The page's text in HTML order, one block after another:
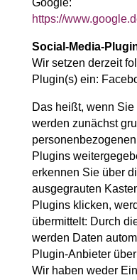
Google:
https://
Social-Media-
Wir setzen derzeit
Plugin(s) ein:
Das heißt, wenn
werden zunächst
Plugins
erkennen Sie über
ausgegrauten
Plugins klicken,
übermittelt: Durch
werden Daten
Plugin-Anbieter
Wir haben weder